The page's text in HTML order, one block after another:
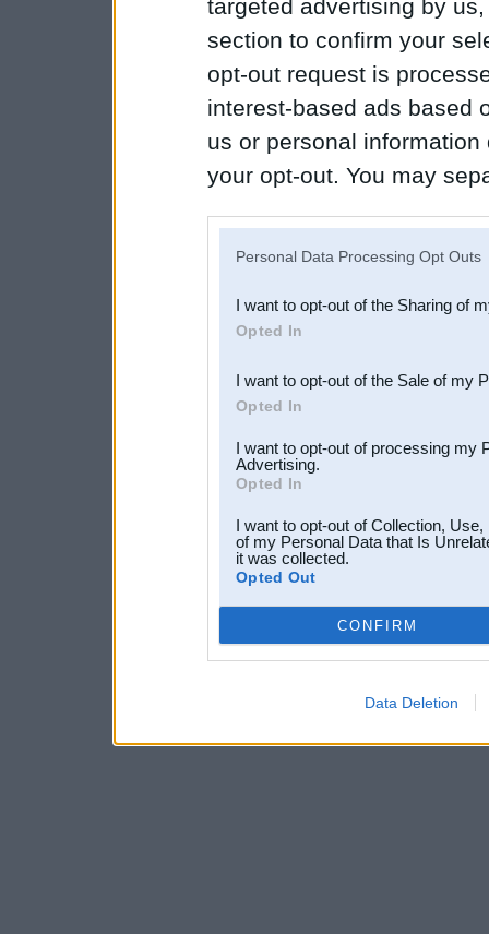
targeted advertising by
section to confirm your
opt-out request is
interest-based ads based
us or personal
your opt-out. You may
Downstream Participants
third parties.
Personal Data Processing Opt Outs
I want to opt-out of the Sharing of
Opted In
I want to opt-out of the Sale of my
Opted In
I want to opt-out of processing my
Advertising.
Opted In
I want to opt-out of Collection,
of my Personal Data that Is
it was collected.
Opted Out
CONFIRM
Data Deletion